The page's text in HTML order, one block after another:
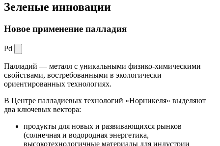
Зеленые инновации
Новое применение палладия
Pd
Палладий — металл с уникальными физико-химическими
свойствами, востребованными в экологически
ориентированных технологиях.
В Центре палладиевых технологий «Норникеля» выделяют
два ключевых вектора:
продукты для новых и развивающихся рынков
(солнечная и водородная энергетика,
высокотехнологичные материалы для индустрии